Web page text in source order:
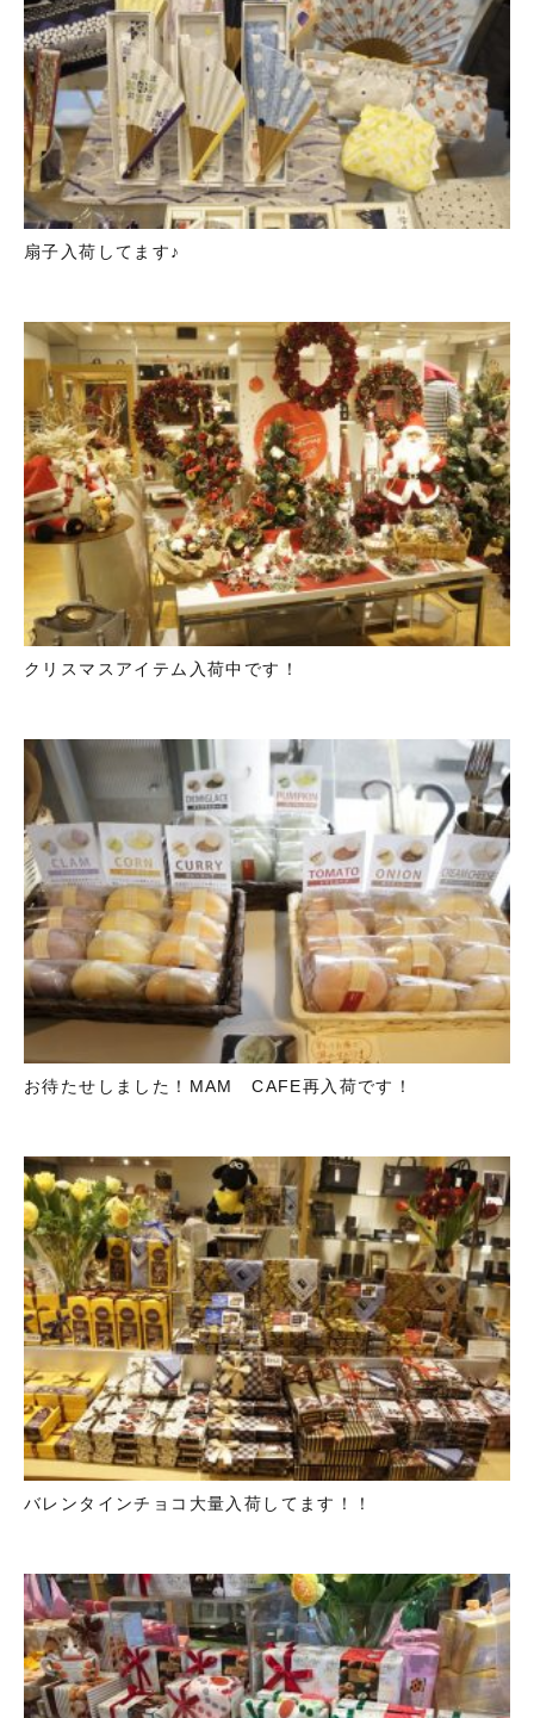
扇子入荷してます♪
クリスマスアイテム入荷中です！
お待たせしました！MAM CAFE再入荷です！
バレンタインチョコ大量入荷してます！！